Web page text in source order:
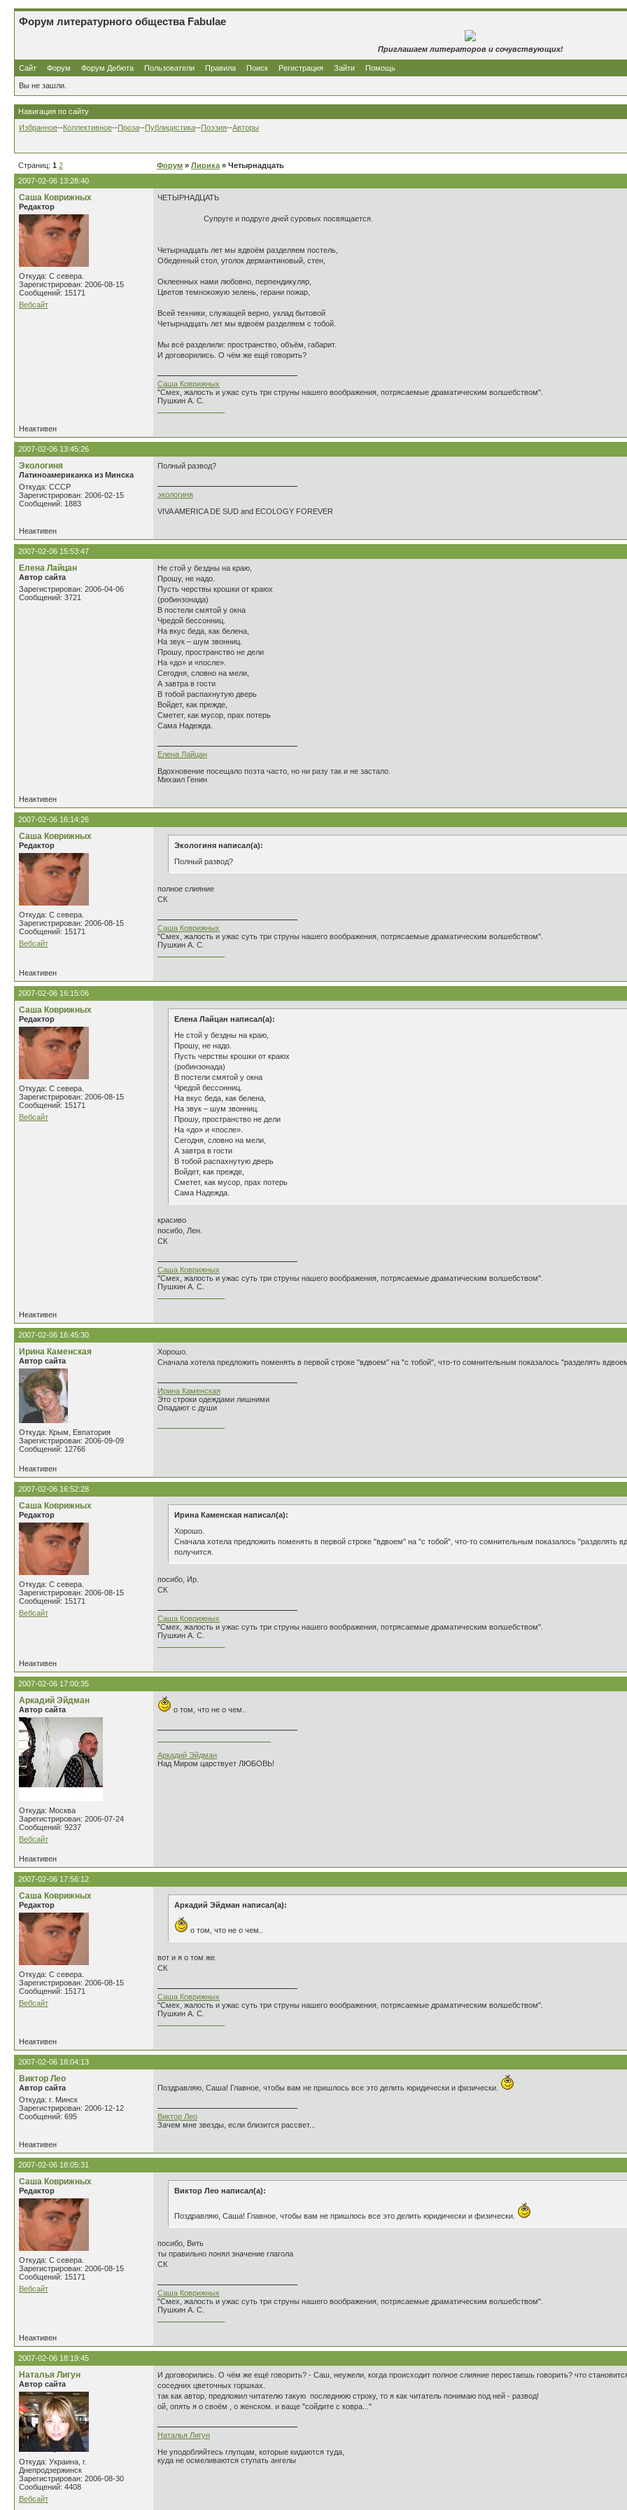
Форум литературного общества Fabulae
Приглашаем литераторов и сочувствующих!
Сайт Форум Форум Дебюта Пользователи Правила Поиск Регистрация Зайти Помощь
Вы не зашли.
Навигация по сайту
Избранное--Коллективное--Проза--Публицистика--Поэзия--Авторы
Страниц: 1 2 Форум » Лирика » Четырнадцать
2007-02-06 13:28:40
Саша Коврижных
Редактор
Откуда: С севера.
Зарегистрирован: 2006-08-15
Сообщений: 15171
Вебсайт
ЧЕТЫРНАДЦАТЬ
Супруге и подруге дней суровых посвящается.
Четырнадцать лет мы вдвоём разделяем постель,
Обеденный стол, уголок дермантиновый, стен,
Оклеенных нами любовно, перпендикуляр,
Цветов темнокожую зелень, герани пожар,
Всей техники, служащей верно, уклад бытовой
Четырнадцать лет мы вдвоём разделяем с тобой.
Мы всё разделили: пространство, объём, габарит.
И договорились. О чём же ещё говорить?
Саша Коврижных
"Смех, жалость и ужас суть три струны нашего воображения, потрясаемые драматическим волшебством".
Пушкин А. С.
Неактивен
2007-02-06 13:45:26
Экологиня
Латиноамериканка из Минска
Откуда: СССР
Зарегистрирован: 2006-02-15
Сообщений: 1883
Полный развод?
экологиня
VIVA AMERICA DE SUD and ECOLOGY FOREVER
Неактивен
2007-02-06 15:53:47
Елена Лайцан
Автор сайта
Зарегистрирован: 2006-04-06
Сообщений: 3721
Не стой у бездны на краю,
Прошу, не надо.
Пусть черствы крошки от краюх
(робинзонада)
В постели смятой у окна
Чредой бессонниц.
На вкус беда, как белена,
На звук – шум звонниц.
Прошу, пространство не дели
На «до» и «после».
Сегодня, словно на мели,
А завтра в гости
В тобой распахнутую дверь
Войдет, как прежде,
Сметет, как мусор, прах потерь
Сама Надежда.
Елена Лайцан
Вдохновение посещало поэта часто, но ни разу так и не застало.
Михаил Генин
Неактивен
2007-02-06 16:14:26
Саша Коврижных
Редактор
Откуда: С севера.
Зарегистрирован: 2006-08-15
Сообщений: 15171
Вебсайт
Экологиня написал(а):
Полный развод?
полное слияние
СК
Саша Коврижных
"Смех, жалость и ужас суть три струны нашего воображения, потрясаемые драматическим волшебством".
Пушкин А. С.
Неактивен
2007-02-06 16:15:06
Саша Коврижных
Редактор
Откуда: С севера.
Зарегистрирован: 2006-08-15
Сообщений: 15171
Вебсайт
Елена Лайцан написал(а):
Не стой у бездны на краю,
Прошу, не надо.
Пусть черствы крошки от краюх
(робинзонада)
В постели смятой у окна
Чредой бессонниц.
На вкус беда, как белена,
На звук – шум звонниц.
Прошу, пространство не дели
На «до» и «после».
Сегодня, словно на мели,
А завтра в гости
В тобой распахнутую дверь
Войдет, как прежде,
Сметет, как мусор, прах потерь
Сама Надежда.
красиво
посибо, Лен.
СК
Саша Коврижных
"Смех, жалость и ужас суть три струны нашего воображения, потрясаемые драматическим волшебством".
Пушкин А. С.
Неактивен
2007-02-06 16:45:30
Ирина Каменская
Автор сайта
Откуда: Крым, Евпатория
Зарегистрирован: 2006-09-09
Сообщений: 12766
Хорошо.
Сначала хотела предложить поменять в первой строке "вдвоем" на "с тобой", что-то сомнительным показалось "разделять
Ирина Каменская
Это строки одеждами лишними
Опадают с души
Неактивен
2007-02-06 16:52:28
Саша Коврижных
Редактор
Откуда: С севера.
Зарегистрирован: 2006-08-15
Сообщений: 15171
Вебсайт
Ирина Каменская написал(а):
Хорошо.
Сначала хотела предложить поменять в первой строке "вдвоем" на "с тобой", что-то сомнительным показалось "разделять
получится.
посибо, Ир.
СК
Саша Коврижных
"Смех, жалость и ужас суть три струны нашего воображения, потрясаемые драматическим волшебством".
Пушкин А. С.
Неактивен
2007-02-06 17:00:35
Аркадий Эйдман
Автор сайта
Откуда: Москва
Зарегистрирован: 2006-07-24
Сообщений: 9237
Вебсайт
о том, что не о чем..
Аркадий Эйдман
Над Миром царствует ЛЮБОВЬ!
Неактивен
2007-02-06 17:56:12
Саша Коврижных
Редактор
Откуда: С севера.
Зарегистрирован: 2006-08-15
Сообщений: 15171
Вебсайт
Аркадий Эйдман написал(а):
о том, что не о чем..
вот и я о том же.
СК
Саша Коврижных
"Смех, жалость и ужас суть три струны нашего воображения, потрясаемые драматическим волшебством".
Пушкин А. С.
Неактивен
2007-02-06 18:04:13
Виктор Лео
Автор сайта
Откуда: г. Минск
Зарегистрирован: 2006-12-12
Сообщений: 695
Поздравляю, Саша! Главное, чтобы вам не пришлось все это делить юридически и физически.
Виктор Лео
Зачем мне звезды, если близится рассвет...
Неактивен
2007-02-06 18:05:31
Саша Коврижных
Редактор
Откуда: С севера.
Зарегистрирован: 2006-08-15
Сообщений: 15171
Вебсайт
Виктор Лео написал(а):
Поздравляю, Саша! Главное, чтобы вам не пришлось все это делить юридически и физически.
посибо, Вить
ты правильно понял значение глагола
СК
Саша Коврижных
"Смех, жалость и ужас суть три струны нашего воображения, потрясаемые драматическим волшебством".
Пушкин А. С.
Неактивен
2007-02-06 18:19:45
Наталья Лигун
Автор сайта
Откуда: Украина, г.
Днепродзержинск
Зарегистрирован: 2006-08-30
Сообщений: 4408
Вебсайт
И договорились. О чём же ещё говорить? - Саш, неужели, когда происходит полное слияние перестаешь говорить? что
соседних цветочных горшках.
так как автор, предложил читателю такую последнюю строку, то я как читатель понимаю под ней - развод!
ой, опять я о своём , о женском. и ваще "сойдите с ковра..."
Наталья Лигун
Не уподобляйтесь глупцам, которые кидаются туда,
куда не осмеливаются ступать ангелы